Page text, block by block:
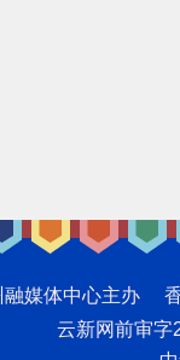
融媒体中心主办
云新网前审字